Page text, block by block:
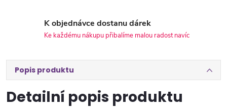
K objednávce dostanu dárek
Ke každému nákupu přibalíme malou radost navíc
Popis produktu
Detailní popis produktu